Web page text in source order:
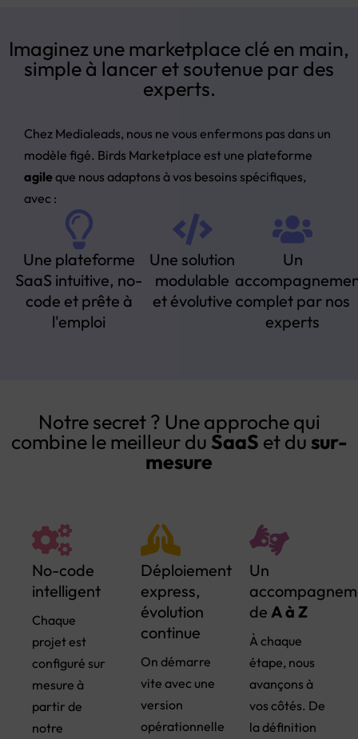
Imaginez une marketplace clé en main,
simple à lancer et soutenue par des
experts.
Chez Medialeads, nous ne vous enfermons pas dans un
modèle figé. Birds Marketplace est une plateforme
agileque nous adaptons à vos besoins spécifiques,
avec :
Une plateforme
SaaS intuitive, no-
code et prête à
l'emploi
Une solution
modulable
et évolutive
Un
complet par nos
experts
Notre secret ? Une approche qui
combine le meilleur duSaaS et du sur-
mesure
No-code
intelligent
Chaque
projet est
configuré sur
mesure à
partir de
notre
Déploiement
express,
évolution
continue
On démarre
vite avec une
version
opérationnelle
Un
de A à Z
À chaque
étape, nous
avançons à
vos côtés. De
la définition